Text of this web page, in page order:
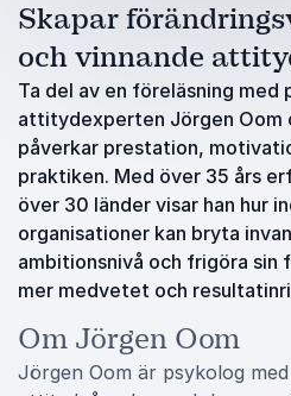
Skapar
och vinnande
Ta del av en föreläsning med
attitydexperten Jörgen Oom
påverkar prestation,
praktiken. Med över 35 års
över 30 länder visar han hur
organisationer kan bryta
ambitionsnivå och frigöra
mer medvetet och
Om Jörgen Oom
Jörgen Oom är psykolog